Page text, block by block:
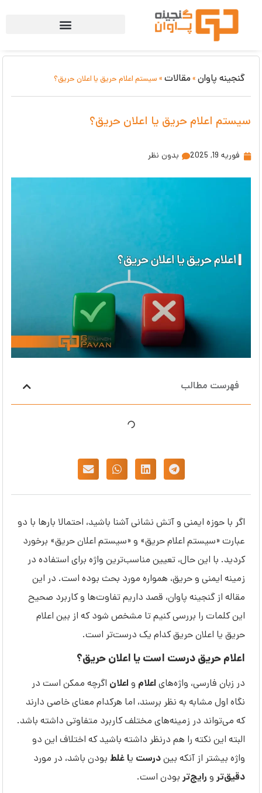
گنجینه پاوان» مقالات» سیستم اعلام حریق یا اعلان حریق؟
سیستم اعلام حریق یا اعلان حریق؟
فوریه 19, 2025 بدون نظر
فهرست مطالب
اگر با حوزه‌ ایمنی و آتش نشانی آشنا باشید، احتمالا بارها با دو
عبارت «سیستم اعلام حریق» و «سیستم اعلان حریق» برخورد
کردید. با این حال، تعیین مناسب‌ترین واژه برای استفاده در
زمینه ایمنی و حریق، همواره مورد بحث بوده است. در این
مقاله از گنجینه پاوان، قصد داریم تفاوت‌ها و کاربرد صحیح
این کلمات را بررسی کنیم تا مشخص شود که از بین اعلام
حریق یا اعلان حریق کدام یک درست‌تر است.
اعلام حریق درست است یا اعلان حریق؟
در زبان فارسی، واژه‌های اعلام و اعلان اگرچه ممکن است در
نگاه اول مشابه به نظر برسند، اما هرکدام معنای خاصی دارند
که می‌تواند در زمینه‌های مختلف کاربرد متفاوتی داشته باشد.
البته این نکته را هم درنظر داشته باشید که اختلاف این دو
واژه بیشتر از آنکه بیندرست یا غلط بودن باشد، در مورد
دقیق‌تر و رایج‌تر بودن است.